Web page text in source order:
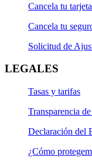
Cancela tu
Cancela tu
Solicitud de
LEGALES
Tasas y tarifas
Transparencia
Declaración del
¿Cómo